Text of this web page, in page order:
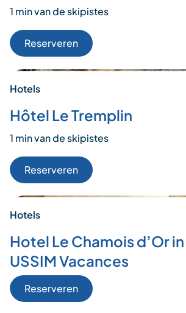
1 min van de skipistes
Reserveren
Hotels
Hôtel Le Tremplin
1 min van de skipistes
Reserveren
Hotels
Hotel Le Chamois d’Or
USSIM Vacances
Reserveren